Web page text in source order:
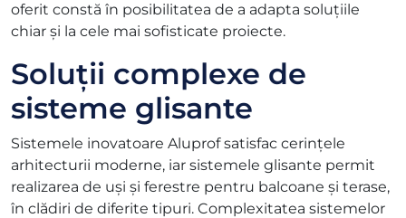
oferit constă în posibilitatea de a adapta soluțiile
chiar și la cele mai sofisticate proiecte.
Soluții complexe de
sisteme glisante
Sistemele inovatoare Aluprof satisfac cerințele
arhitecturii moderne, iar sistemele glisante permit
realizarea de uși și ferestre pentru balcoane și terase,
în clădiri de diferite tipuri. Complexitatea sistemelor